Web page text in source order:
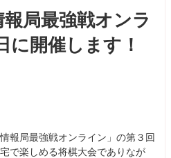
報局最強戦オンラ
に開催します！
報局最強戦オンライン」の第３回
で楽しめる将棋大会でありなが